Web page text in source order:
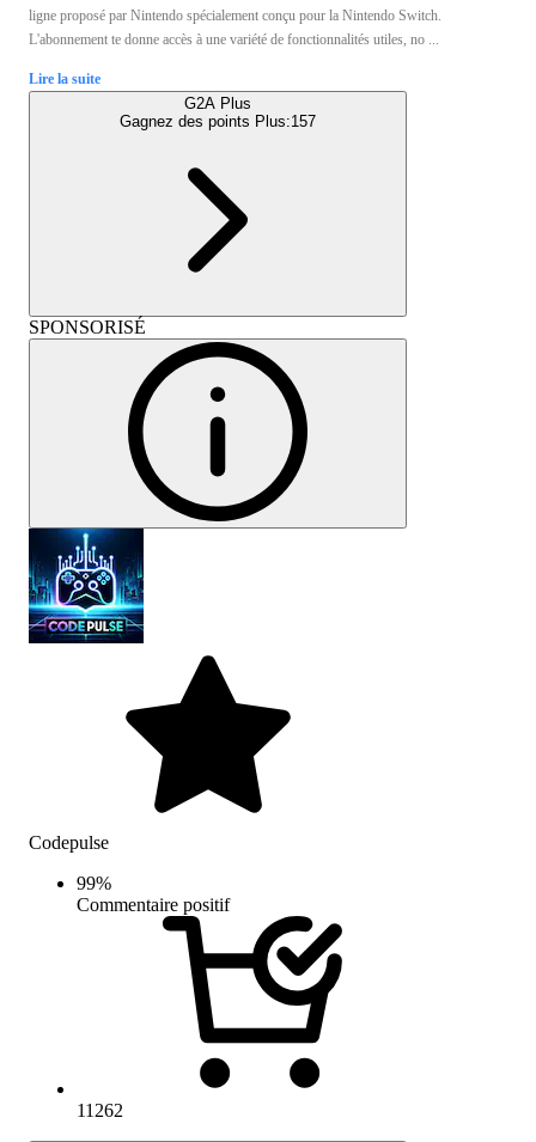
ligne proposé par Nintendo spécialement conçu pour la Nintendo Switch.
L'abonnement te donne accès à une variété de fonctionnalités utiles, no ...
Lire la suite
G2A Plus
Gagnez des points Plus:157
SPONSORISÉ
Codepulse
99%
Commentaire positif
11262